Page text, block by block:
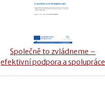
Společně to zvládneme –
efektivní podpora a spolupráce